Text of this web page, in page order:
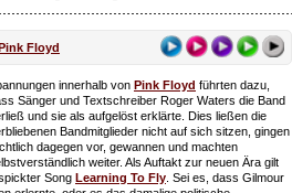
Floyd
innerhalb von Pink Floyd führten dazu,
Sänger und Textschreiber Roger Waters die Band
und sie als aufgelöst erklärte. Dies ließen die
Bandmitglieder nicht auf sich sitzen, gingen
dagegen vor, gewannen und machten
weiter. Als Auftakt zur neuen Ära gilt
Song Learning To Fly . Sei es, dass Gilmour